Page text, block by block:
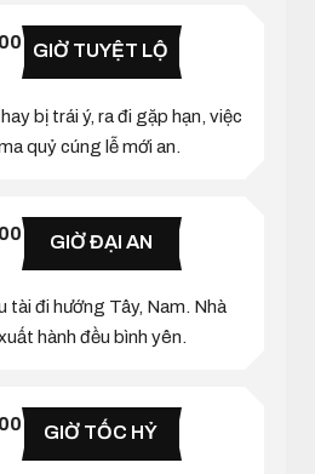
GIỜ TUYỆT LỘ
bị trái ý, ra đi gặp hạn, việc
quỷ cúng lễ mới an.
GIỜ ĐẠI AN
tài đi hướng Tây, Nam. Nhà
hành đều bình yên.
GIỜ TỐC HỶ